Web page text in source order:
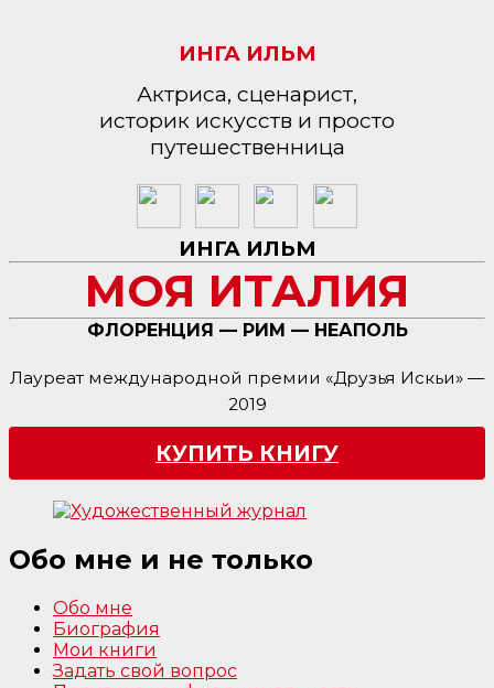
ИНГА ИЛЬМ
Актриса, сценарист,
историк искусств и просто
путешественница
ИНГА ИЛЬМ
МОЯ ИТАЛИЯ
ФЛОРЕНЦИЯ — РИМ — НЕАПОЛЬ
Лауреат международной премии «Друзья Искьи» —
2019
КУПИТЬ КНИГУ
Обо мне и не только
Обо мне
Биография
Мои книги
Задать свой вопрос